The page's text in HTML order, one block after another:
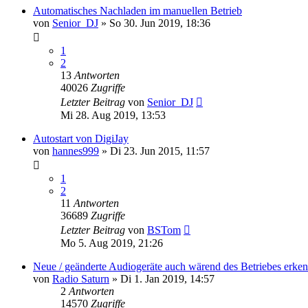
Automatisches Nachladen im manuellen Betrieb
von Senior_DJ » So 30. Jun 2019, 18:36
1
2
13 Antworten
40026 Zugriffe
Letzter Beitrag von Senior_DJ
Mi 28. Aug 2019, 13:53
Autostart von DigiJay
von hannes999 » Di 23. Jun 2015, 11:57
1
2
11 Antworten
36689 Zugriffe
Letzter Beitrag von BSTom
Mo 5. Aug 2019, 21:26
Neue / geänderte Audiogeräte auch wärend des Betriebes
von Radio Saturn » Di 1. Jan 2019, 14:57
2 Antworten
14570 Zugriffe